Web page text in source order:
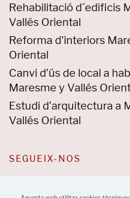
Rehabilitació d´edificis
Vallés Oriental
Reforma d'interiors
Oriental
Canvi d’ús de local a
Maresme y Vallés
Estudi d’arquitectura a
Vallés Oriental
SEGUEIX-NOS